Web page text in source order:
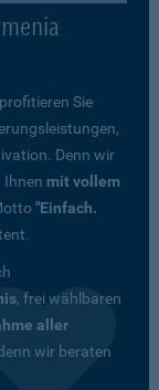
Sie
Denn wir
Ihnen mit vollem
"Einfach.
, frei wählbaren
aller
wir beraten